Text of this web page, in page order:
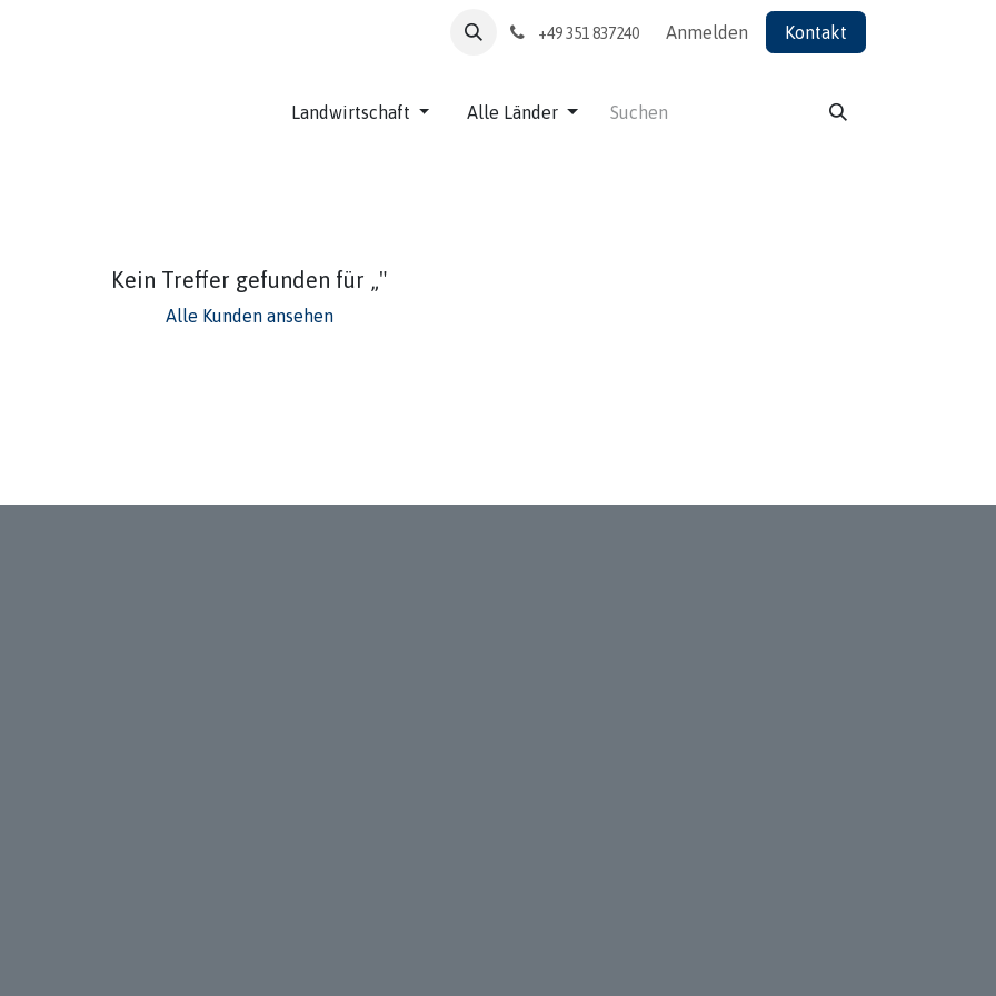
+49 351 837240 Anmelden Kontakt
Landwirtschaft Alle Länder
Kein Treffer gefunden für „"
Alle Kunden ansehen